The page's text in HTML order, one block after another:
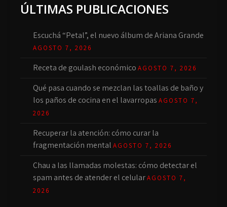
ÚLTIMAS PUBLICACIONES
Escuchá “Petal”, el nuevo álbum de Ariana Grande
AGOSTO 7, 2026
Receta de goulash económico AGOSTO 7, 2026
Qué pasa cuando se mezclan las toallas de baño y
los paños de cocina en el lavarropas AGOSTO 7,
2026
Recuperar la atención: cómo curar la
fragmentación mental AGOSTO 7, 2026
Chau a las llamadas molestas: cómo detectar el
spam antes de atender el celularAGOSTO 7,
2026